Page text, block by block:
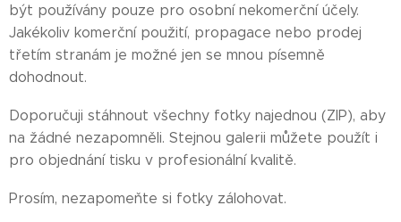
být používány pouze pro osobní nekomerční účely.
Jakékoliv komerční použití, propagace nebo prodej
třetím stranám je možné jen se mnou písemně
dohodnout.
Doporučuji stáhnout všechny fotky najednou (ZIP), aby
na žádné nezapomněli. Stejnou galerii můžete použít i
pro objednání tisku v profesionální kvalitě.
Prosím, nezapomeňte si fotky zálohovat.